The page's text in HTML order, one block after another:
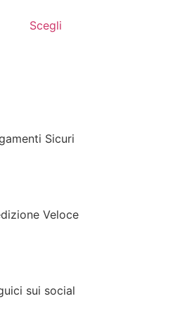
Scegli
Sicuri
Veloce
sui social